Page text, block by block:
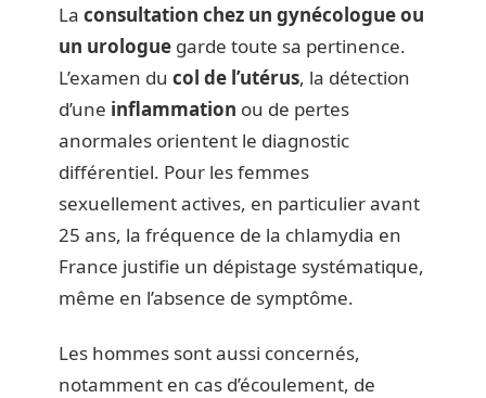
La consultation chez un gynécologue ou
un urologue garde toute sa pertinence.
L’examen du col de l’utérus, la détection
d’une inflammation ou de pertes
anormales orientent le diagnostic
différentiel. Pour les femmes
sexuellement actives, en particulier avant
25 ans, la fréquence de la chlamydia en
France justifie un dépistage systématique,
même en l’absence de symptôme.
Les hommes sont aussi concernés,
notamment en cas d’écoulement, de